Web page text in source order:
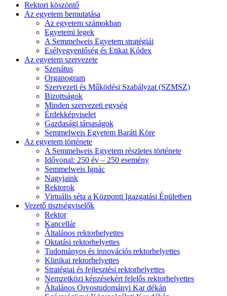
Rektori köszöntő
Az egyetem bemutatása
Az egyetem számokban
Egyetemi legek
A Semmelweis Egyetem stratégiái
Esélyegyenlőség és Etikai Kódex
Az egyetem szervezete
Szenátus
Organogram
Szervezeti és Működési Szabályzat (SZMSZ)
Bizottságok
Minden szervezeti egység
Érdekképviselet
Gazdasági társaságok
Semmelweis Egyetem Baráti Köre
Az egyetem története
A Semmelweis Egyetem részletes története
Idővonal: 250 év – 250 esemény
Semmelweis Ignác
Nagyjaink
Rektorok
Virtuális séta a Központi Igazgatási Épületben
Vezető tisztségviselők
Rektor
Kancellár
Általános rektorhelyettes
Oktatási rektorhelyettes
Tudományos és innovációs rektorhelyettes
Klinikai rektorhelyettes
Stratégiai és fejlesztési rektorhelyettes
Nemzetközi képzésekért felelős rektorhelyettes
Általános Orvostudományi Kar dékán